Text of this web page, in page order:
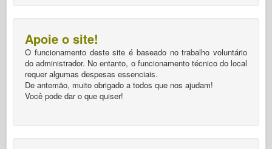
Apoie o site!
O funcionamento deste site é baseado no trabalho voluntário
do administrador. No entanto, o funcionamento técnico do local
requer algumas despesas essenciais.
De antemão, muito obrigado a todos que nos ajudam!
Você pode dar o que quiser!